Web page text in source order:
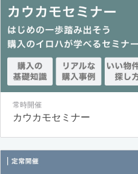
常時開催
カウカモセミナー